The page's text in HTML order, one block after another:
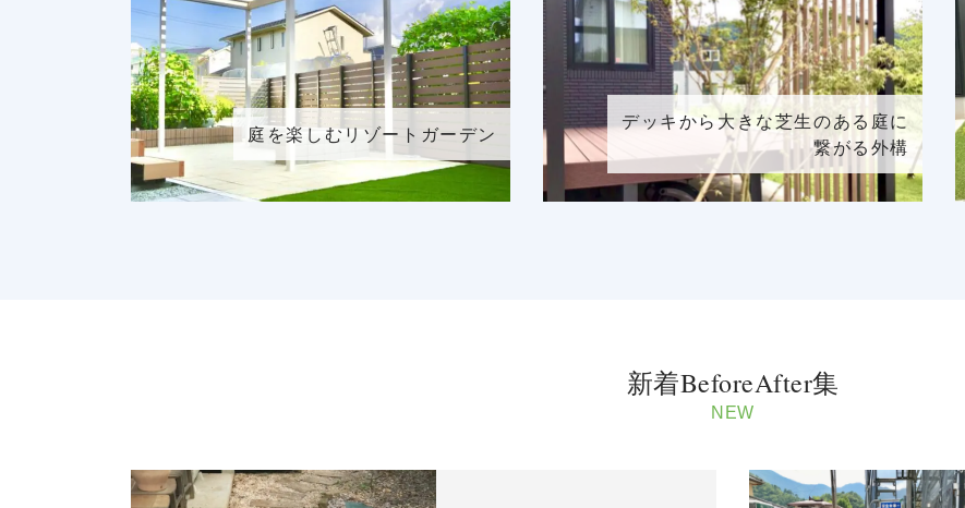
庭を楽しむリゾートガーデン
デッキから大きな芝生のある庭に
繋がる外構
新着BeforeAfter集
NEW